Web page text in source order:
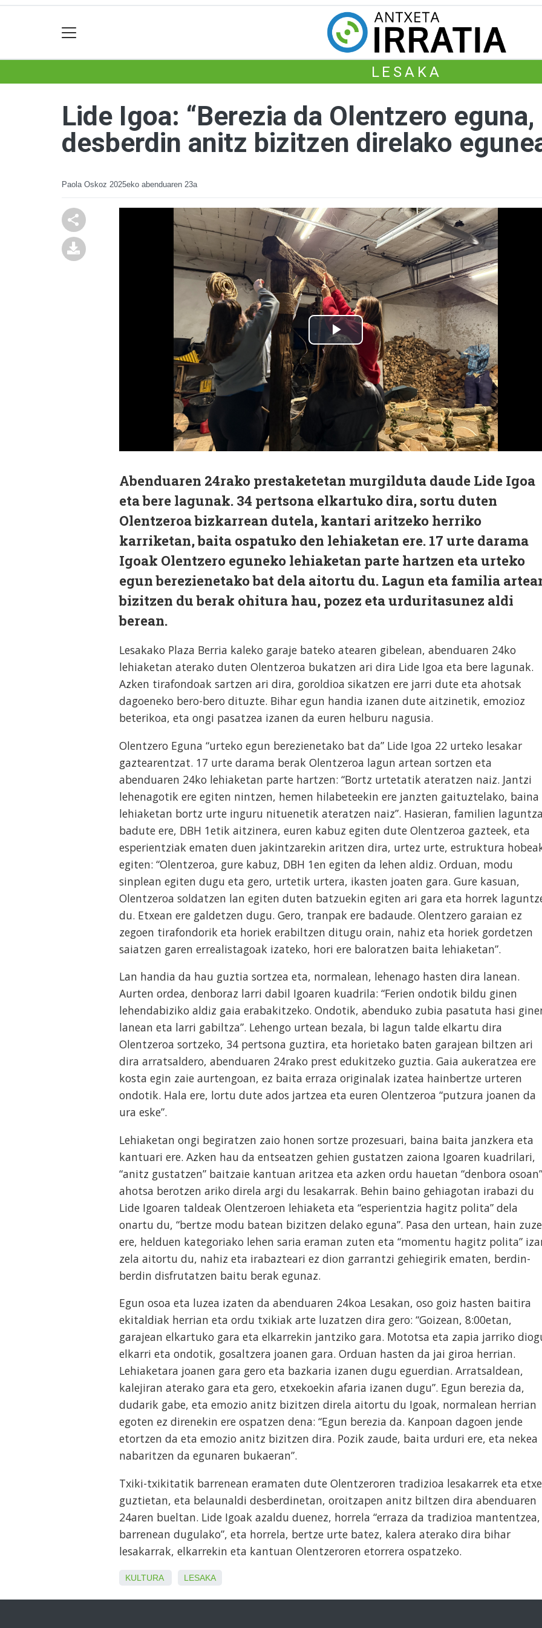
LESAKA
Lide Igoa: “Berezia da Olentzero
desberdin anitz bizitzen direlako
Paola Oskoz 2025eko abenduaren 23a
Abenduaren 24rako prestaketetan murgilduta daude Lide Igoa
eta bere lagunak. 34 pertsona elkartuko dira, sortu duten
Olentzeroa bizkarrean dutela, kantari aritzeko herriko
karriketan, baita ospatuko den lehiaketan ere. 17 urte darama
Igoak Olentzero eguneko lehiaketan parte hartzen eta urteko
egun berezienetako bat dela aitortu du. Lagun eta familia
bizitzen du berak ohitura hau, pozez eta urduritasunez aldi
berean.
Lesakako Plaza Berria kaleko garaje bateko atearen gibelean, abenduaren 24ko
lehiaketan aterako duten Olentzeroa bukatzen ari dira Lide Igoa eta bere lagunak.
Azken tirafondoak sartzen ari dira, goroldioa sikatzen ere jarri dute eta ahotsak
dagoeneko bero-bero dituzte. Bihar egun handia izanen dute aitzinetik, emozioz
beterikoa, eta ongi pasatzea izanen da euren helburu nagusia.
Olentzero Eguna “urteko egun berezienetako bat da” Lide Igoa 22 urteko lesakar
gaztearentzat. 17 urte darama berak Olentzeroa lagun artean sortzen eta
abenduaren 24ko lehiaketan parte hartzen: “Bortz urtetatik ateratzen naiz. Jantzi
lehenagotik ere egiten nintzen, hemen hilabeteekin ere janzten gaituztelako, baina
lehiaketan bortz urte inguru nituenetik ateratzen naiz”. Hasieran, familien laguntza
badute ere, DBH 1etik aitzinera, euren kabuz egiten dute Olentzeroa gazteek, eta
esperientziak ematen duen jakintzarekin aritzen dira, urtez urte, estruktura
egiten: “Olentzeroa, gure kabuz, DBH 1en egiten da lehen aldiz. Orduan, modu
sinplean egiten dugu eta gero, urtetik urtera, ikasten joaten gara. Gure kasuan,
Olentzeroa soldatzen lan egiten duten batzuekin egiten ari gara eta horrek
du. Etxean ere galdetzen dugu. Gero, tranpak ere badaude. Olentzero garaian ez
zegoen tirafondorik eta horiek erabiltzen ditugu orain, nahiz eta horiek gordetzen
saiatzen garen errealistagoak izateko, hori ere baloratzen baita lehiaketan”.
Lan handia da hau guztia sortzea eta, normalean, lehenago hasten dira lanean.
Aurten ordea, denboraz larri dabil Igoaren kuadrila: “Ferien ondotik bildu ginen
lehendabiziko aldiz gaia erabakitzeko. Ondotik, abenduko zubia pasatuta hasi
lanean eta larri gabiltza”. Lehengo urtean bezala, bi lagun talde elkartu dira
Olentzeroa sortzeko, 34 pertsona guztira, eta horietako baten garajean biltzen ari
dira arratsaldero, abenduaren 24rako prest edukitzeko guztia. Gaia aukeratzea ere
kosta egin zaie aurtengoan, ez baita erraza originalak izatea hainbertze urteren
ondotik. Hala ere, lortu dute ados jartzea eta euren Olentzeroa “putzura joanen da
ura eske”.
Lehiaketan ongi begiratzen zaio honen sortze prozesuari, baina baita janzkera eta
kantuari ere. Azken hau da entseatzen gehien gustatzen zaiona Igoaren kuadrilari,
“anitz gustatzen” baitzaie kantuan aritzea eta azken ordu hauetan “denbora osoan”
ahotsa berotzen ariko direla argi du lesakarrak. Behin baino gehiagotan irabazi du
Lide Igoaren taldeak Olentzeroen lehiaketa eta “esperientzia hagitz polita” dela
onartu du, “bertze modu batean bizitzen delako eguna”. Pasa den urtean, hain
ere, helduen kategoriako lehen saria eraman zuten eta “momentu hagitz polita”
zela aitortu du, nahiz eta irabazteari ez dion garrantzi gehiegirik ematen, berdin-
berdin disfrutatzen baitu berak egunaz.
Egun osoa eta luzea izaten da abenduaren 24koa Lesakan, oso goiz hasten baitira
ekitaldiak herrian eta ordu txikiak arte luzatzen dira gero: “Goizean, 8:00etan,
garajean elkartuko gara eta elkarrekin jantziko gara. Mototsa eta zapia jarriko
elkarri eta ondotik, gosaltzera joanen gara. Orduan hasten da jai giroa herrian.
Lehiaketara joanen gara gero eta bazkaria izanen dugu eguerdian. Arratsaldean,
kalejiran aterako gara eta gero, etxekoekin afaria izanen dugu”. Egun berezia da,
dudarik gabe, eta emozio anitz bizitzen direla aitortu du Igoak, normalean herrian
egoten ez direnekin ere ospatzen dena: “Egun berezia da. Kanpoan dagoen jende
etortzen da eta emozio anitz bizitzen dira. Pozik zaude, baita urduri ere, eta nekea
nabaritzen da egunaren bukaeran”.
Txiki-txikitatik barrenean eramaten dute Olentzeroren tradizioa lesakarrek eta etxe
guztietan, eta belaunaldi desberdinetan, oroitzapen anitz biltzen dira abenduaren
24aren bueltan. Lide Igoak azaldu duenez, horrela “erraza da tradizioa mantentzea,
barrenean dugulako”, eta horrela, bertze urte batez, kalera aterako dira bihar
lesakarrak, elkarrekin eta kantuan Olentzeroren etorrera ospatzeko.
KULTURA LESAKA